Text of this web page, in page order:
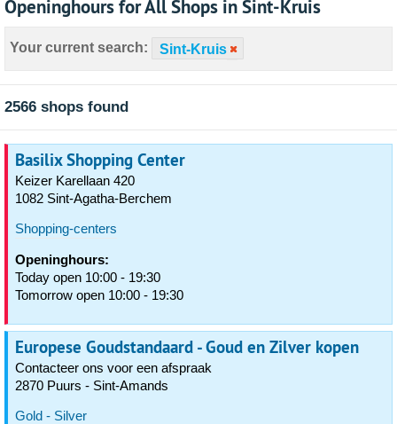
Openinghours for All Shops in Sint-Kruis
Your current search: Sint-Kruis
2566 shops found
Basilix Shopping Center
Keizer Karellaan 420
1082 Sint-Agatha-Berchem
Shopping-centers
Openinghours:
Today open 10:00 - 19:30
Tomorrow open 10:00 - 19:30
Europese Goudstandaard - Goud en Zilver kopen
Contacteer ons voor een afspraak
2870 Puurs - Sint-Amands
Gold - Silver